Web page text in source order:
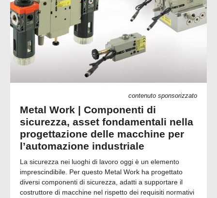
contenuto sponsorizzato
Metal Work | Componenti di
sicurezza, asset fondamentali nella
progettazione delle macchine per
l’automazione industriale
La sicurezza nei luoghi di lavoro oggi è un elemento
imprescindibile. Per questo Metal Work ha progettato
diversi componenti di sicurezza, adatti a supportare il
costruttore di macchine nel rispetto dei requisiti normativi